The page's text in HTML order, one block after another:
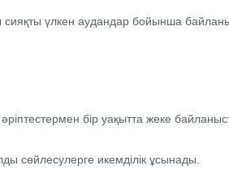
сияқты үлкен аудандар бойынша
бір уақытта жеке
сөйлесулерге икемділік ұсынады.